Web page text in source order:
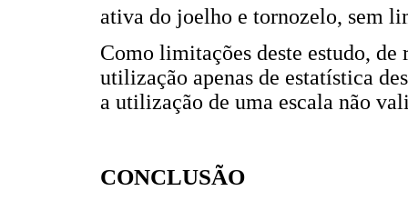
ativa do joelho e tornozelo, sem
Como limitações deste estudo,
utilização apenas de estatística
a utilização de uma escala não
CONCLUSÃO